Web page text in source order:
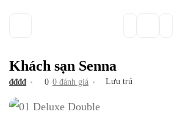
Khách sạn Senna
₫₫₫₫ 0 0 đánh giá Lưu trú